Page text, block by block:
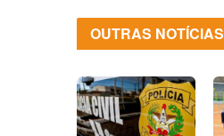
OUTRAS NOTÍCIAS